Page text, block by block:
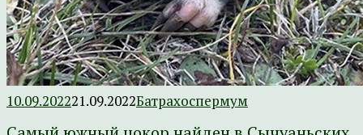
10.09.202221.09.2022Батрахоспермум